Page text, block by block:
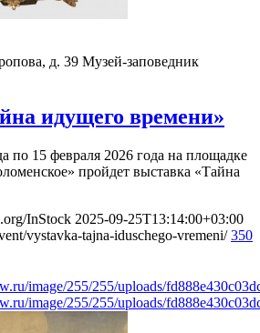
д. 39 Музей-заповедник
идущего времени»
по 15 февраля 2026 года на площадке
пройдет выставка «Тайна
InStock 2025-09-25T13:14:00+03:00
vystavka-tajna-iduschego-vremeni/ 350
image/255/255/uploads/
image/255/255/uploads/